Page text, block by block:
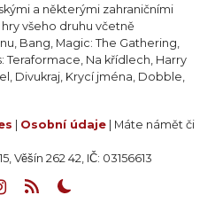
a některými zahraničními
všeho druhu včetně
Bang, Magic: The Gathering,
Teraformace, Na křídlech, Harry
Divukraj, Krycí jména, Dobble,
Osobní údaje | Máte námět či
Věšín 262 42, IČ: 03156613